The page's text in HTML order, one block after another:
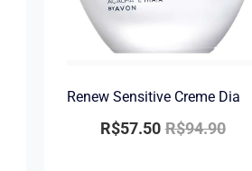
Renew Sensitive Creme Dia
R$94.90
R$57.50